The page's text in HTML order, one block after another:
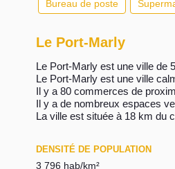
Bureau de poste
Le Port-Marly
Le Port-Marly est une ville de
Le Port-Marly est une ville
Il y a 80 commerces de
Il y a de nombreux espaces
La ville est située à 18 km du
DENSITÉ DE POPULATION
3 796 hab/km²